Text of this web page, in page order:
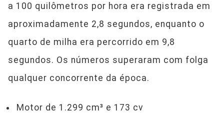
a 100 quilômetros por hora era registrada em
aproximadamente 2,8 segundos, enquanto o
quarto de milha era percorrido em 9,8
segundos. Os números superaram com folga
qualquer concorrente da época.
Motor de 1.299 cm³ e 173 cv